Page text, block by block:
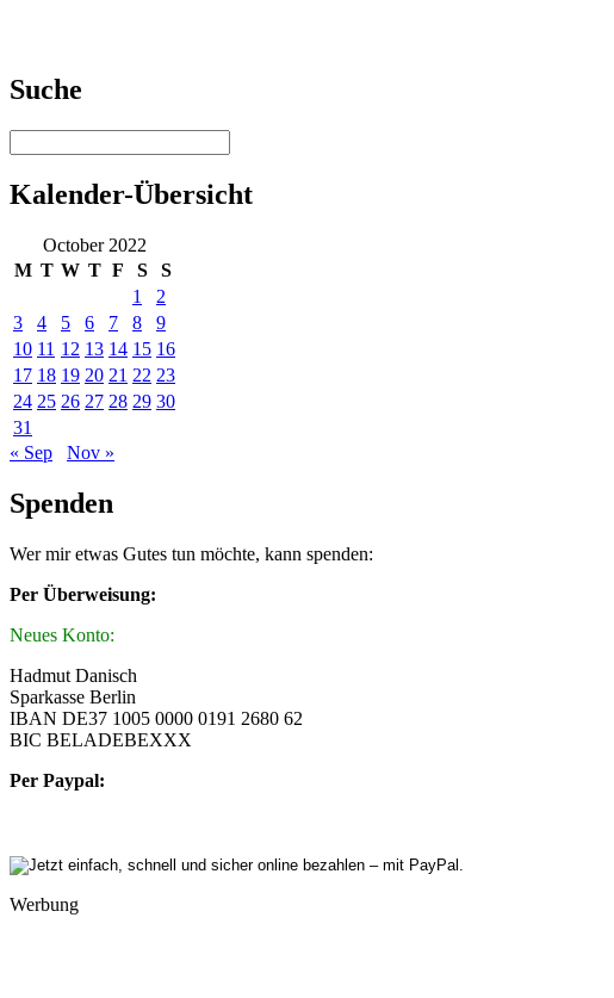
Suche
Kalender-Übersicht
October 2022
M T W T F S
S
1
2
3
4 5 6 7 8
9
10 11 12 13 14 15 16
17 18 19 20 21 22 23
24 25 26 27 28 29 30
31
« Sep
Nov »
Spenden
Wer mir etwas Gutes tun möchte, kann spenden:
Per Überweisung:
Neues Konto:
Hadmut Danisch
Sparkasse Berlin
IBAN DE37 1005 0000 0191 2680 62
BIC BELADEBEXXX
Per Paypal:
Werbung